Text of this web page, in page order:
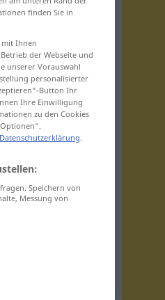
finden Sie in
mit Ihnen
der Webseite und
unserer Vorauswahl
personalisierter
Button Ihr
Ihre Einwilligung
zu den Cookies
Datenschutzerklärung.
Speichern von
Messung von